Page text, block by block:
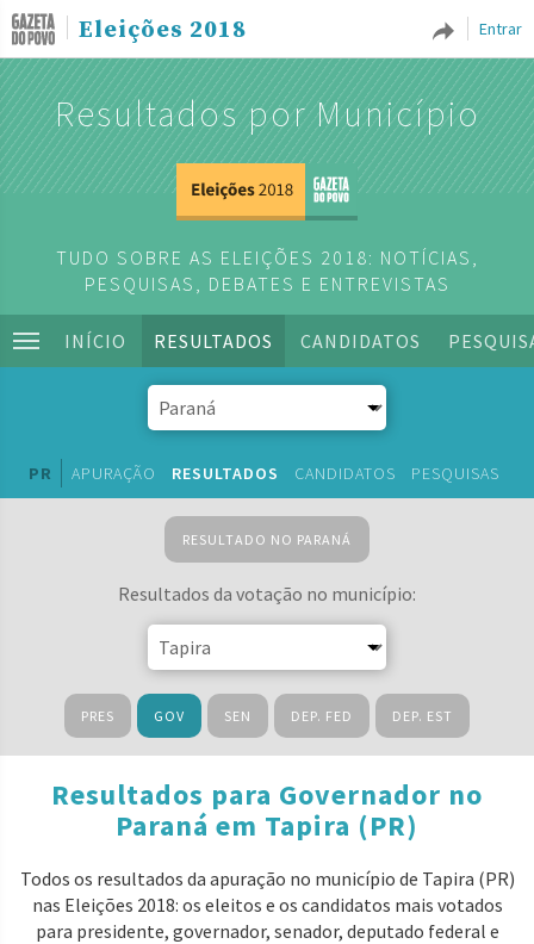
Entrar
Eleições 2018
Resultados por Município
TUDO SOBRE AS ELEIÇÕES 2018: NOTÍCIAS,
PESQUISAS, DEBATES E ENTREVISTAS
INÍCIO RESULTADOS CANDIDATOS
PR APURAÇÃO RESULTADOS CANDIDATOS PESQUISAS
RESULTADO NO PARANÁ
Resultados da votação no município:
PRES GOV SEN DEP. FED DEP. EST
Resultados para Governador no
Paraná em Tapira (PR)
Todos os resultados da apuração no município de Tapira (PR)
nas Eleições 2018: os eleitos e os candidatos mais votados
para presidente, governador, senador, deputado federal e